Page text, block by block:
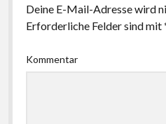
Deine E-Mail-Adresse wird
Erforderliche Felder sind mit
Kommentar